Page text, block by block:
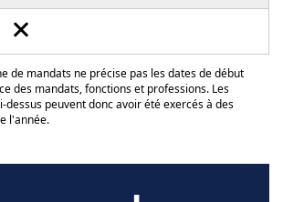
de mandats ne précise pas les dates de début
des mandats, fonctions et professions. Les
dessus peuvent donc avoir été exercés à des
l'année.